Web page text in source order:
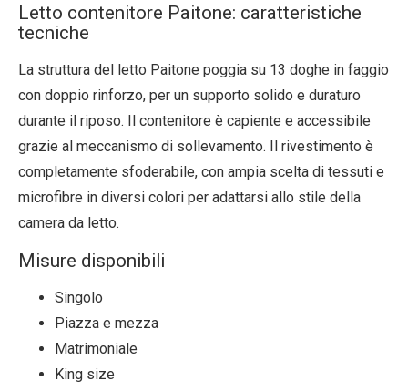
Letto contenitore Paitone: caratteristiche
tecniche
La struttura del letto Paitone poggia su 13 doghe in faggio
con doppio rinforzo, per un supporto solido e duraturo
durante il riposo. Il contenitore è capiente e accessibile
grazie al meccanismo di sollevamento. Il rivestimento è
completamente sfoderabile, con ampia scelta di tessuti e
microfibre in diversi colori per adattarsi allo stile della
camera da letto.
Misure disponibili
Singolo
Piazza e mezza
Matrimoniale
King size